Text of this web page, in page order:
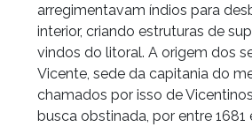
arregimentavam índios para
interior, criando estruturas de
vindos do litoral. A origem dos
Vicente, sede da capitania do
chamados por isso de
busca obstinada, por entre 1681